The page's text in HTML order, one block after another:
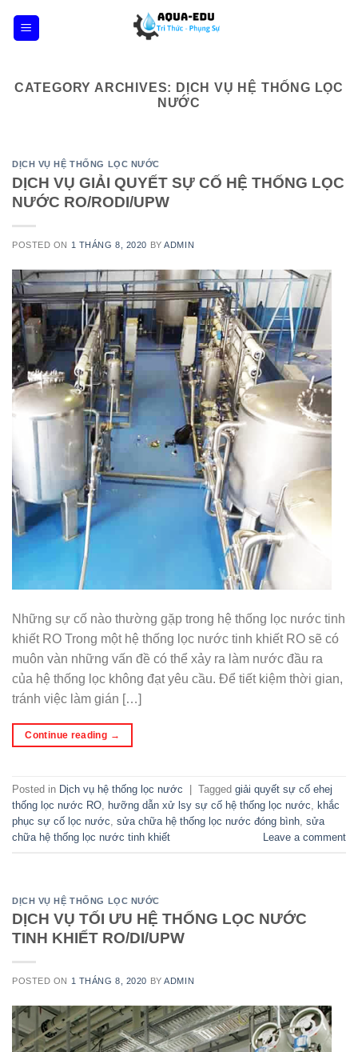
CATEGORY ARCHIVES: DỊCH VỤ HỆ THỐNG LỌC
NƯỚC
DỊCH VỤ HỆ THỐNG LỌC NƯỚC
DỊCH VỤ GIẢI QUYẾT SỰ CỐ HỆ THỐNG LỌC
NƯỚC RO/RODI/UPW
POSTED ON 1 THÁNG 8, 2020 BYADMIN
Những sự cố nào thường gặp trong hệ thống lọc nước tinh
khiết RO Trong một hệ thống lọc nước tinh khiết RO sẽ có
muôn vàn những vấn đề có thể xảy ra làm nước đầu ra
của hệ thống lọc không đạt yêu cầu. Để tiết kiệm thời gian,
tránh việc làm gián […]
Continue reading →
Posted in Dịch vụ hệ thống lọc nước Tagged giải quyết sự cố ehej
thống lọc nước RO
hưỡng dẫn xử lsy sự cố hệ thống lọc nước
khắc
phục sự cố lọc nước sửa chữa hệ thống lọc nước đóng bình sửa
chữa hệ thống lọc nước tinh khiết
Leave a comment
DỊCH VỤ HỆ THỐNG LỌC NƯỚC
DỊCH VỤ TỐI ƯU HỆ THỐNG LỌC NƯỚC
TINH KHIẾT RO/DI/UPW
POSTED ON 1 THÁNG 8, 2020 BYADMIN